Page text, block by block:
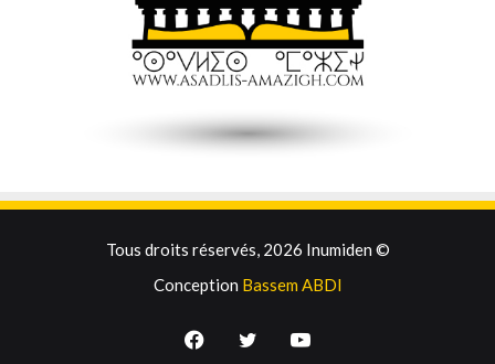
Tous droits réservés, 2026 Inumiden ©
Conception Bassem ABDI
FacebookTwitterYouTube